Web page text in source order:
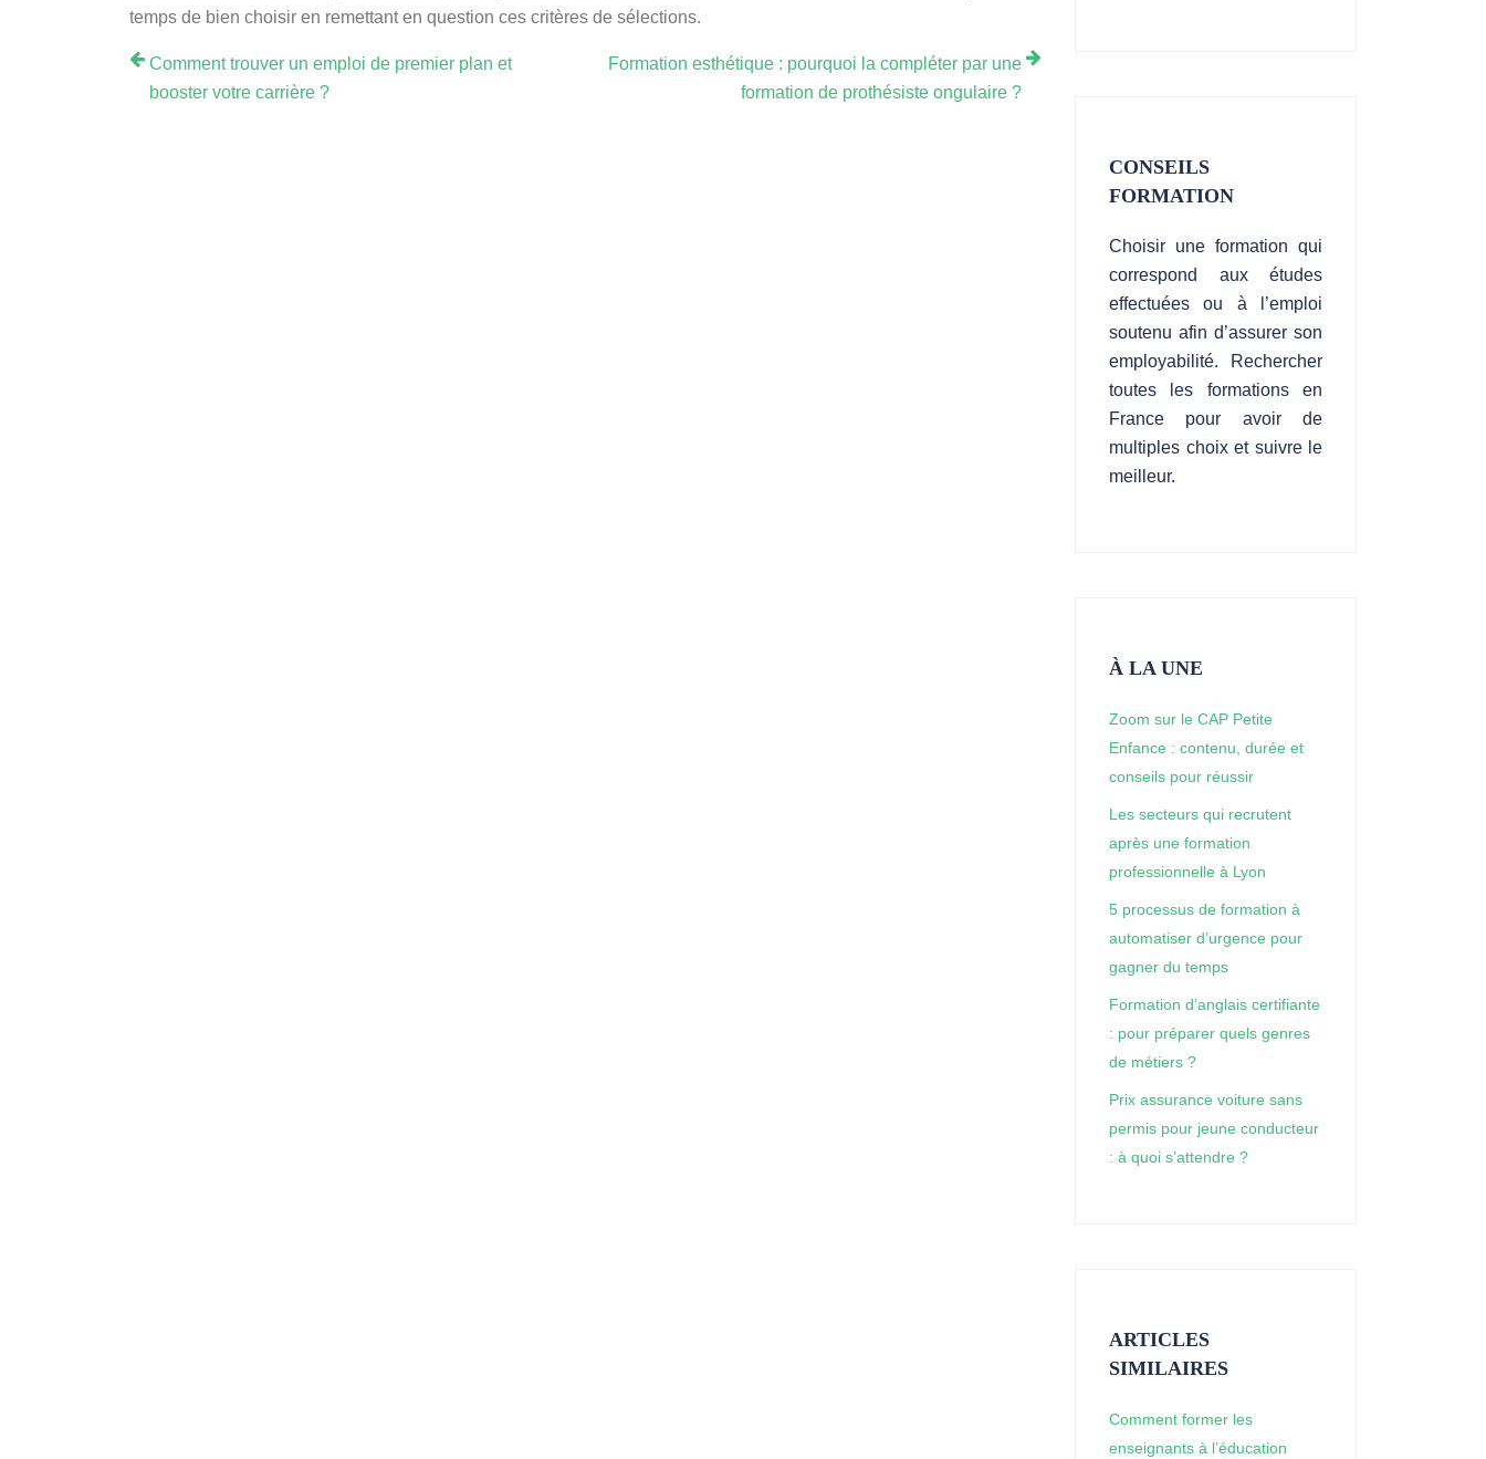
temps de bien choisir en remettant en question ces critères de sélections.
Comment trouver un emploi de premier plan et
booster votre carrière ?
Formation esthétique : pourquoi la compléter par une
formation de prothésiste ongulaire ?
CONSEILS
FORMATION
Choisir une formation qui
correspond aux études
effectuées ou à l’emploi
soutenu afin d’assurer son
employabilité. Rechercher
toutes les formations en
France pour avoir de
multiples choix et suivre le
meilleur.
À LA UNE
Zoom sur le CAP Petite
Enfance : contenu, durée et
conseils pour réussir
Les secteurs qui recrutent
après une formation
professionnelle à Lyon
5 processus de formation à
automatiser d’urgence pour
gagner du temps
Formation d’anglais certifiante
: pour préparer quels genres
de métiers ?
Prix assurance voiture sans
permis pour jeune conducteur
: à quoi s’attendre ?
ARTICLES
SIMILAIRES
Comment former les
enseignants à l’éducation